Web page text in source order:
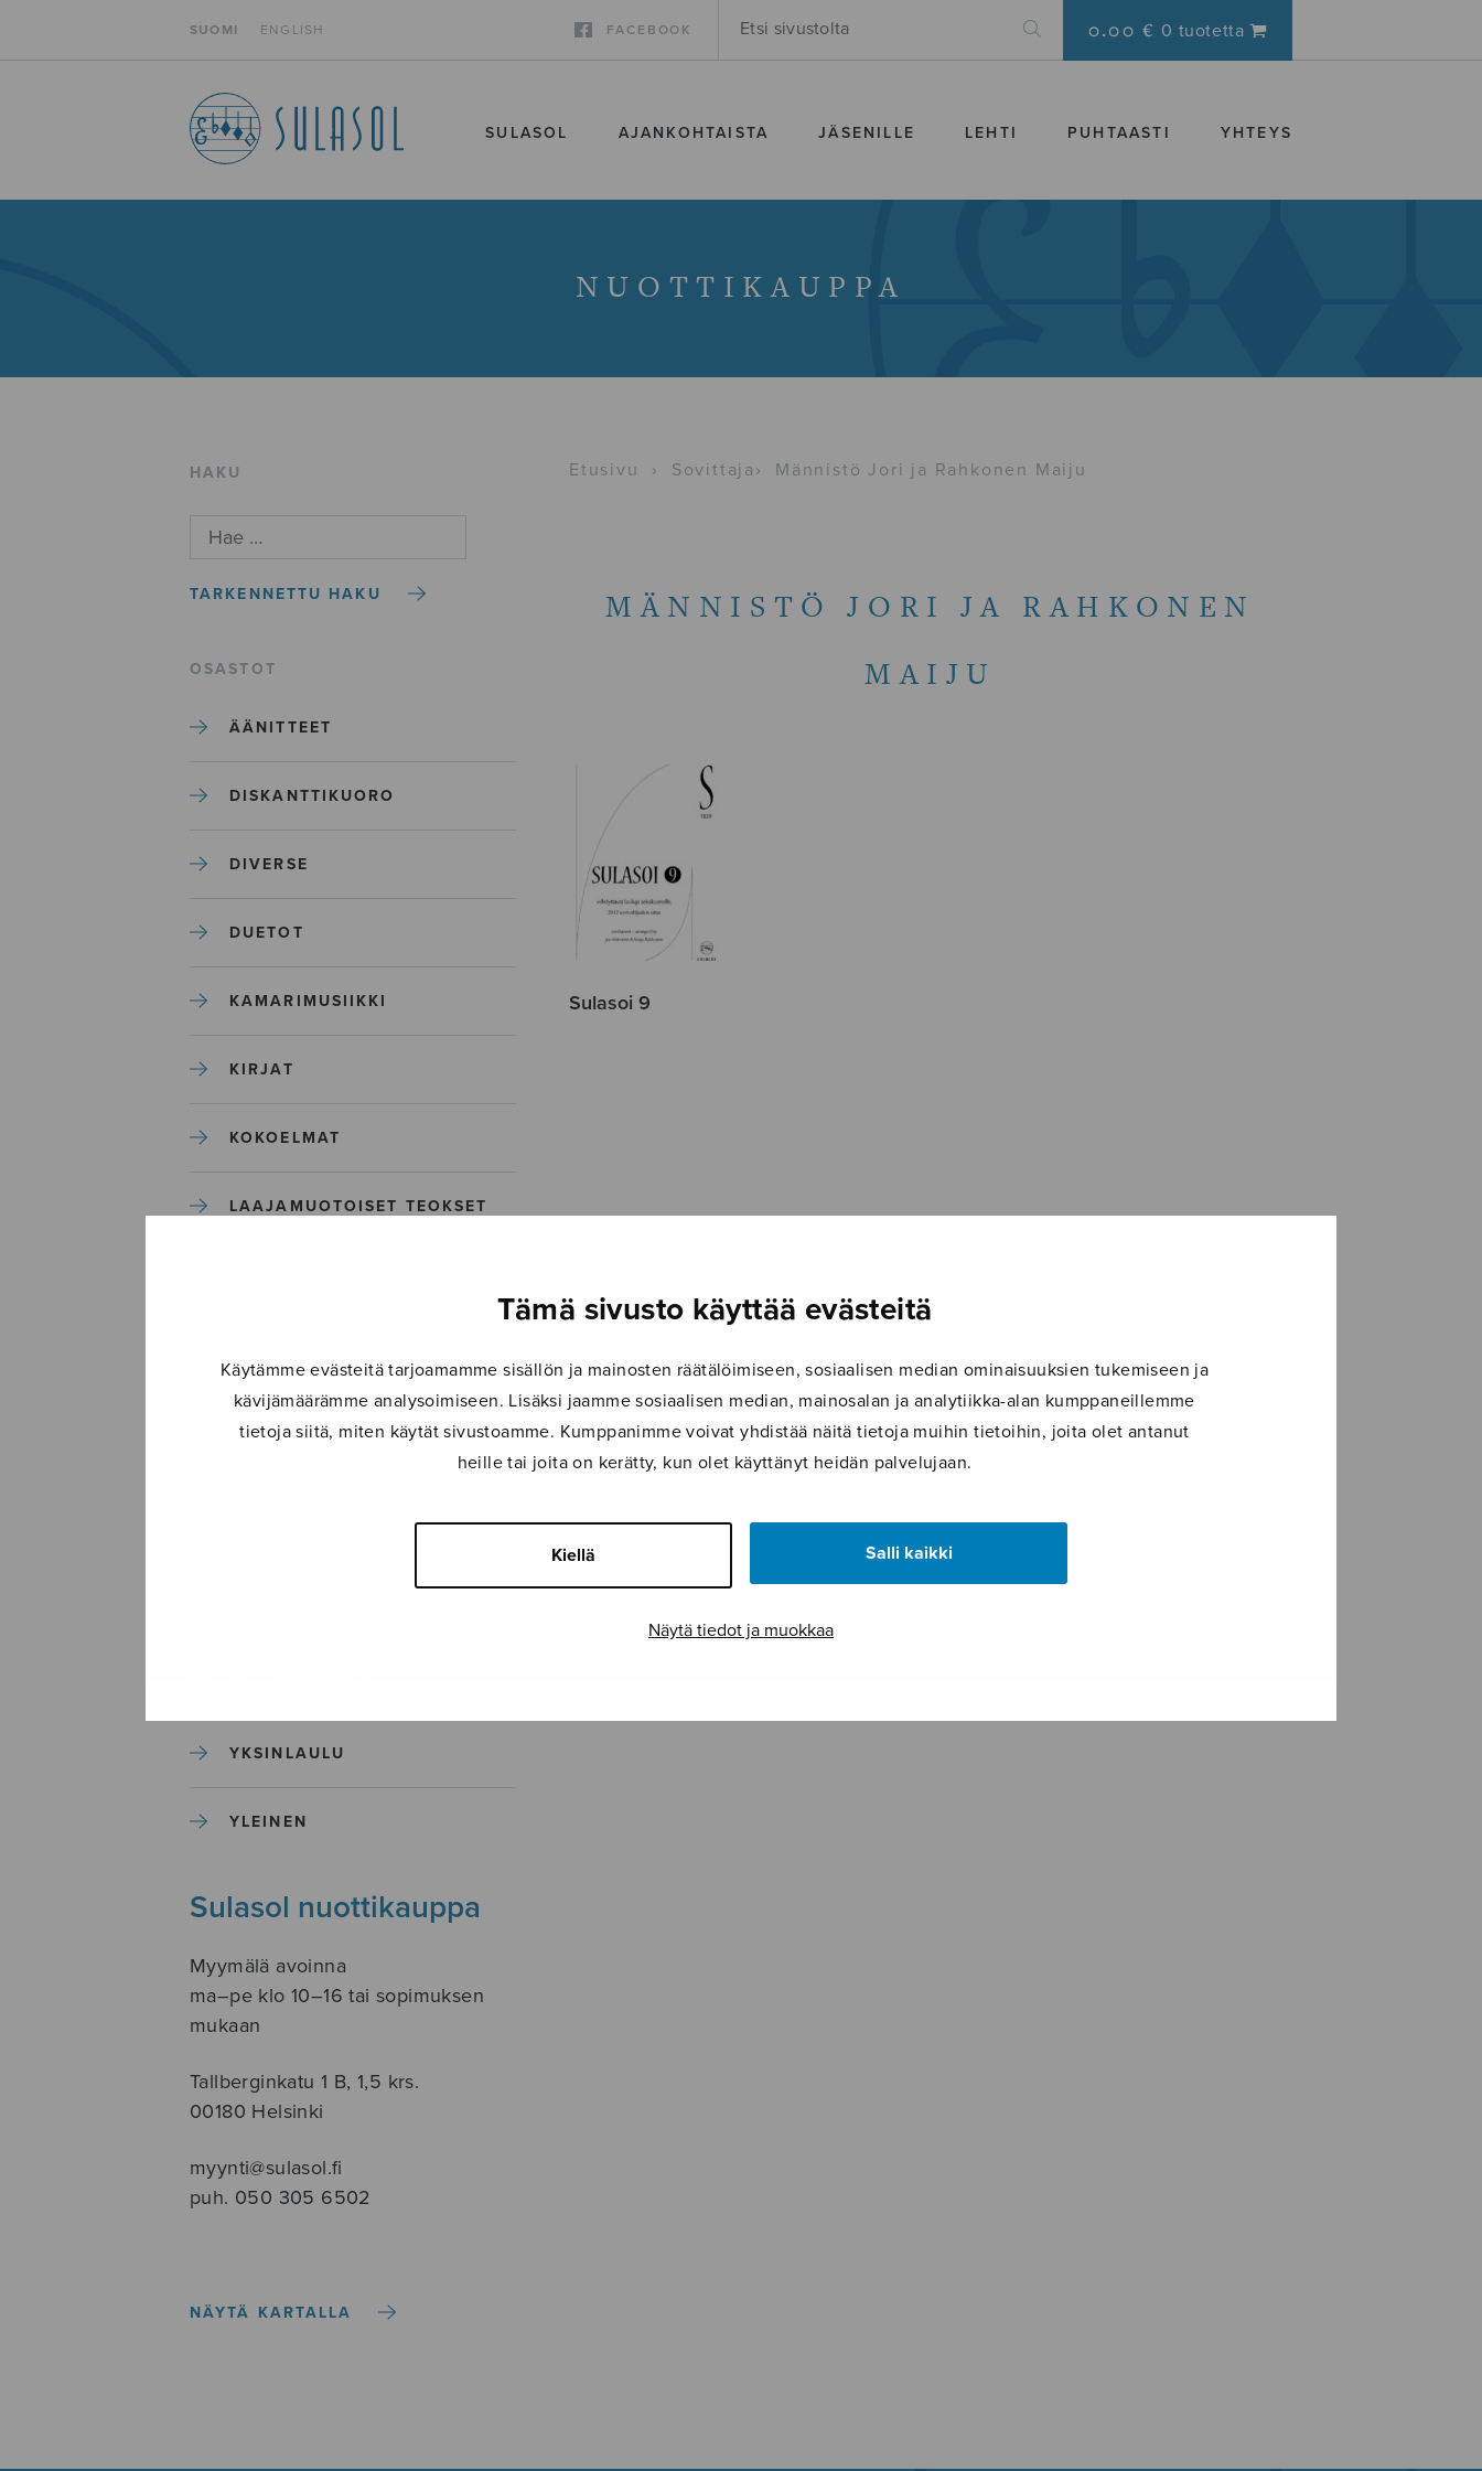
Tämä sivusto käyttää evästeitä
Käytämme evästeitä tarjoamamme sisällön ja mainosten räätälöimiseen, sosiaalisen median ominaisuuksien tukemiseen ja
kävijämäärämme analysoimiseen. Lisäksi jaamme sosiaalisen median, mainosalan ja analytiikka-alan kumppaneillemme
tietoja siitä, miten käytät sivustoamme. Kumppanimme voivat yhdistää näitä tietoja muihin tietoihin, joita olet antanut
heille tai joita on kerätty, kun olet käyttänyt heidän palvelujaan.
Kiellä Salli kaikki
Näytä tiedot ja muokkaa
SUOMI ENGLISH FACEBOOK 0.00 € 0 tuotetta
SULASOL AJANKOHTAISTA JÄSENILLE LEHTI PUHTAASTI YHTEYS
NUOTTIKAUPPA
HAKU
TARKENNETTU HAKU
OSASTOT
ÄÄNITTEET
DISKANTTIKUORO
DIVERSE
DUETOT
KAMARIMUSIIKKI
KIRJAT
KOKOELMAT
LAAJAMUOTOISET TEOKSET
MUUT
YKSINLAULU
YLEINEN
Sulasol nuottikauppa
Myymälä avoinna
ma–pe klo 10–16 tai sopimuksen
mukaan
Tallberginkatu 1 B, 1,5 krs.
00180 Helsinki
myynti@sulasol.fi
puh. 050 305 6502
NÄYTÄ KARTALLA
Etusivu › Sovittaja › Männistö Jori ja Rahkonen Maiju
MÄNNISTÖ JORI JA RAHKONEN
MAIJU
Sulasoi 9